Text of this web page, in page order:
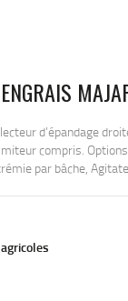
d’épandage
compris.
par bâche,